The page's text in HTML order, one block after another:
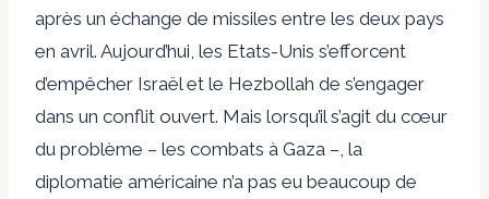
après un échange de missiles entre les deux pays
en avril. Aujourd’hui, les Etats-Unis s’efforcent
d’empêcher Israël et le Hezbollah de s’engager
dans un conflit ouvert. Mais lorsqu’il s’agit du cœur
du problème – les combats à Gaza –, la
diplomatie américaine n’a pas eu beaucoup de